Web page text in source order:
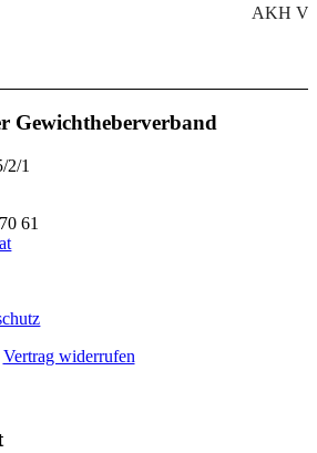
AKH
Gewichtheberverband
2/1
61
Vertrag widerrufen